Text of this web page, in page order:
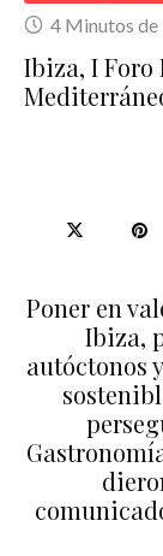
4 Minutos de
Ibiza, I Foro
Poner en
Ibiza,
autóctonos